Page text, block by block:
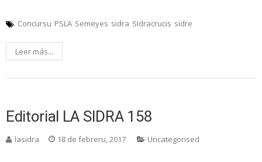
Concursu PSLA Semeyes sidra SIdracrucis sidre
Leer más...
Editorial LA SIDRA 158
lasidra 18 de febreru, 2017 Uncategorised